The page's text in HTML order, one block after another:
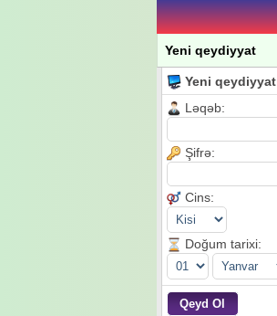
Yeni qeydiyyat
Yeni qeydiyyat
Ləqəb:
Şifrə:
Cins:
Doğum tarixi: